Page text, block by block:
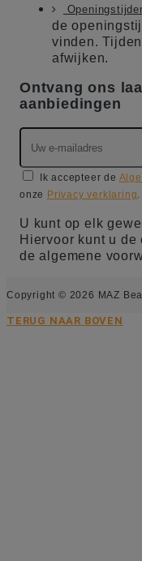
de
vinden.
afwijken.
Ontvang ons
aanbiedingen
Ik accepteer de
onze Privacy verklaring.
U kunt op elk
Hiervoor kunt u
de algemene
Copyright © 2026 MAZ
TERUG NAAR BOVEN